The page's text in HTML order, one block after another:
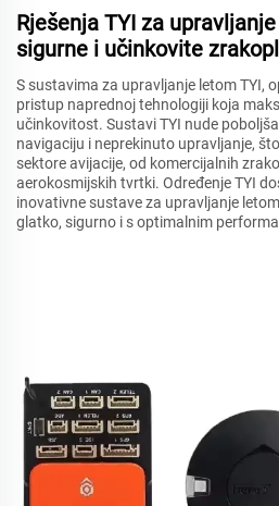
Rješenja TYI za
sigurne i učinkovite
S sustavima za upravljanje letom TYI,
pristup naprednoj tehnologiji koja
učinkovitost. Sustavi TYI nude
navigaciju i neprekinuto upravljanje,
sektore avijacije, od komercijalnih
aerokosmijskih tvrtki. Određenje TYI
inovativne sustave za upravljanje
glatko, sigurno i s optimalnim